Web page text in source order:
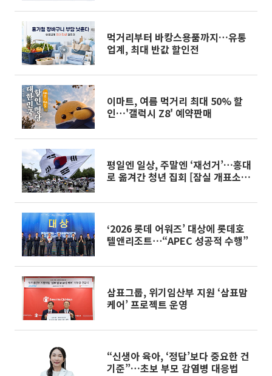
먹거리부터 바캉스용품까지…유통
업계, 최대 반값 할인전
이마트, 여름 먹거리 최대 50% 할
인…'갤럭시 Z8' 예약판매
평일엔 일상, 주말엔 ‘재선거’…홍대
로 옮겨간 청년 집회 [잠실 개표소
‘2026 롯데 어워즈’ 대상에 롯데호
텔앤리조트⋯“APEC 성공적 수행”
삼표그룹, 위기임산부 지원 ‘삼표맘
케어’ 프로젝트 운영
“신생아 육아, ‘정답’보다 중요한 건
기준”…초보 부모 감염병 대응법